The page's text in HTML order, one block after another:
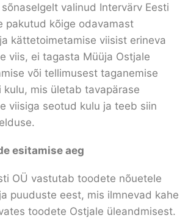
valinud Intervärv Eesti
pakutud kõige odavamast
kättetoimetamise viisist erineva
viis, ei tagasta Müüja Ostjale
või tellimusest taganemise
kulu, mis ületab tavapärase
viisiga seotud kulu ja teeb siin
esitamise aeg
OÜ vastutab toodete nõuetele
puuduste eest, mis ilmnevad kahe
toodete Ostjale üleandmisest.